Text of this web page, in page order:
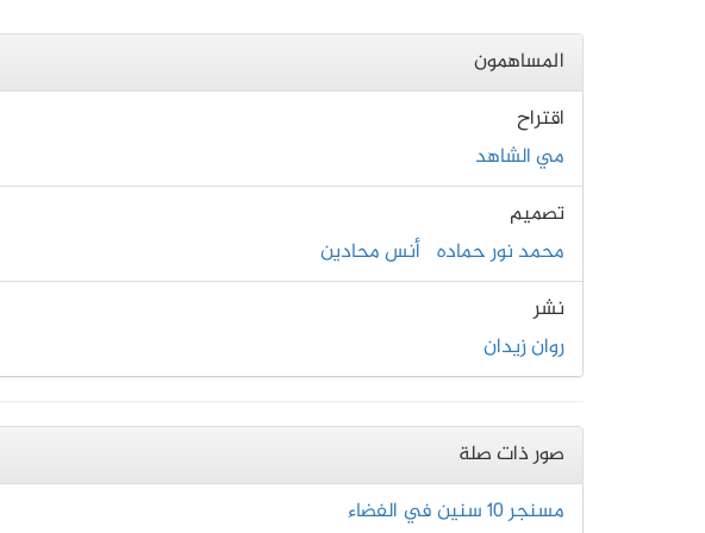
المساهمون
اقتراح
مي الشاهد
تصميم
محمد نور حماده أنس محادين
نشر
روان زيدان
صور ذات صلة
مسنجر 10 سنين في الفضاء